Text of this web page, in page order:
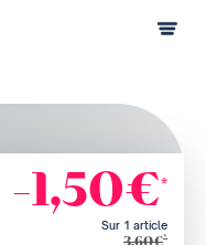
-1,50€*
Sur 1 article
*